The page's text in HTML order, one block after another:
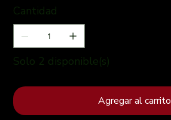
Cantidad
Solo 2 disponible(s)
Agregar al carrito